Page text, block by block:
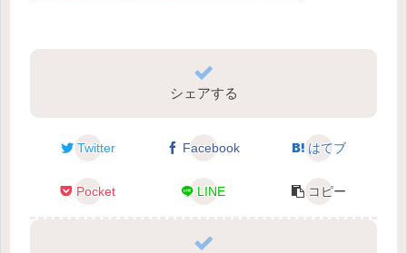
シェアする
Twitter Facebook はてブ
Pocket LINE コピー